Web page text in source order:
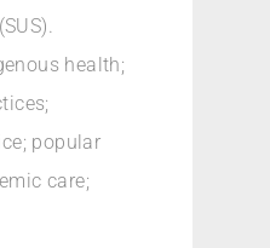
health;
popular
care;